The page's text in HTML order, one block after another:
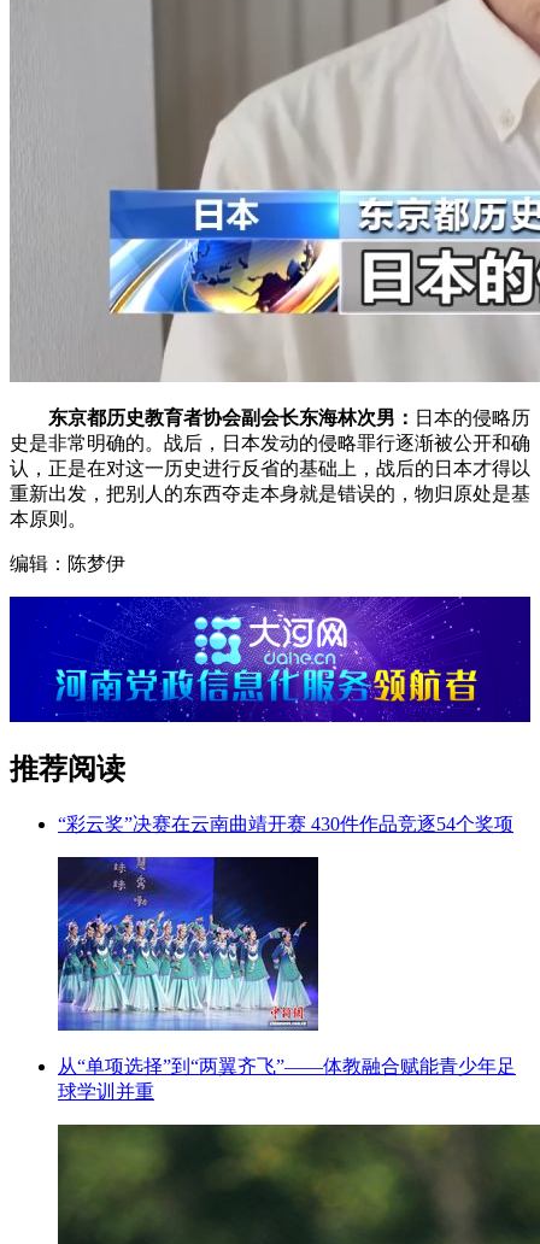
东京都历史教育者协会副会长东海林次男： 日本的侵略历
史是非常明确的。战后，日本发动的侵略罪行逐渐被公开和确
认，正是在对这一历史进行反省的基础上，战后的日本才得以
重新出发，把别人的东西夺走本身就是错误的，物归原处是基
本原则。
编辑：陈梦伊
推荐阅读
“彩云奖”决赛在云南曲靖开赛 430件作品竞逐54个奖项
从“单项选择”到“两翼齐飞”——体教融合赋能青少年足
球学训并重